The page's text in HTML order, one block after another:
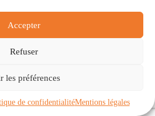
Accepter
Refuser
les préférences
de confidentialitéMentions légales
À propos
de cookies (UE)